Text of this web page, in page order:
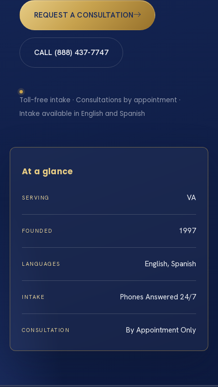
REQUEST A CONSULTATION
CALL (888) 437-7747
Toll-free intake · Consultations by appointment ·
Intake available in English and Spanish
At a glance
SERVING VA
FOUNDED 1997
LANGUAGES English, Spanish
INTAKE Phones Answered 24/7
CONSULTATION By Appointment Only